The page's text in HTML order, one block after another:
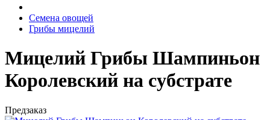
Семена овощей
Грибы мицелий
Мицелий Грибы Шампиньон
Королевский на субстрате
Предзаказ